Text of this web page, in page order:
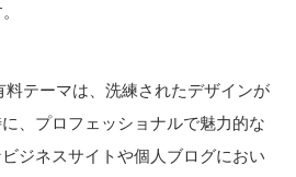
料テーマは、洗練されたデザインが
、プロフェッショナルで魅力的な
ジネスサイトや個人ブログにおい